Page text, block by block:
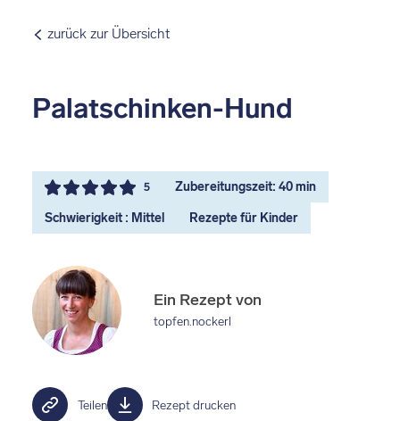
zurück zur Übersicht
Palatschinken-Hund
5 Zubereitungszeit: 40 min
Schwierigkeit : Mittel Rezepte für Kinder
Ein Rezept von
topfen.nockerl
Teilen Rezept drucken